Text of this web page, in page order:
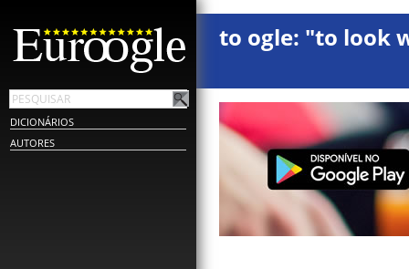
DICIONÁRIOS
AUTORES
to ogle: "to look